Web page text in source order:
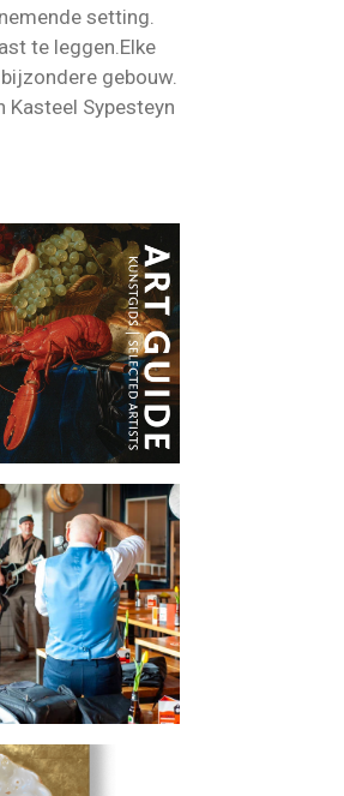
setting.
te leggen.Elke
gebouw.
Kasteel Sypesteyn